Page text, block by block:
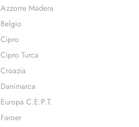
Azzorre Madera
Belgio
Cipro
Cipro Turca
Croazia
Danimarca
Europa C.E.P.T.
Faroer